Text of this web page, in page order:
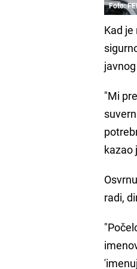
Foto:
Kad
"Mi
kazao
radi,